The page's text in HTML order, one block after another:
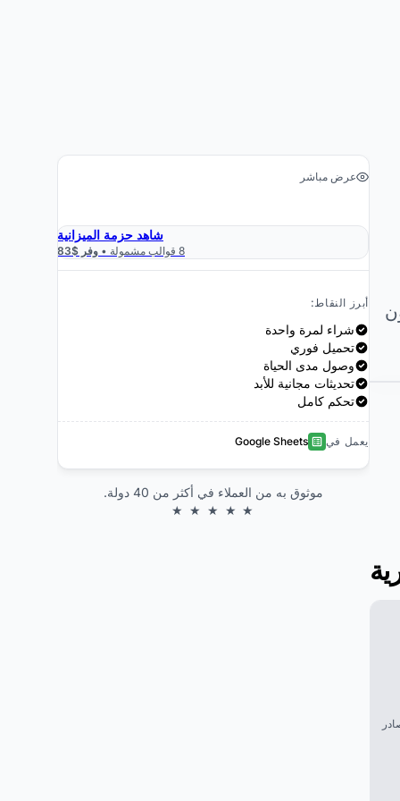
عرض مباشر
شاهد حزمة الميزانية
8 قوالب مشمولة • وفر $83
أبرز النقاط:
شراء لمرة واحدة
تحميل فوري
وصول مدى الحياة
تحديثات مجانية للأبد
تحكم كامل
يعمل في Google Sheets
موثوق به من العملاء في أكثر من 40 دولة.
★ ★ ★ ★ ★